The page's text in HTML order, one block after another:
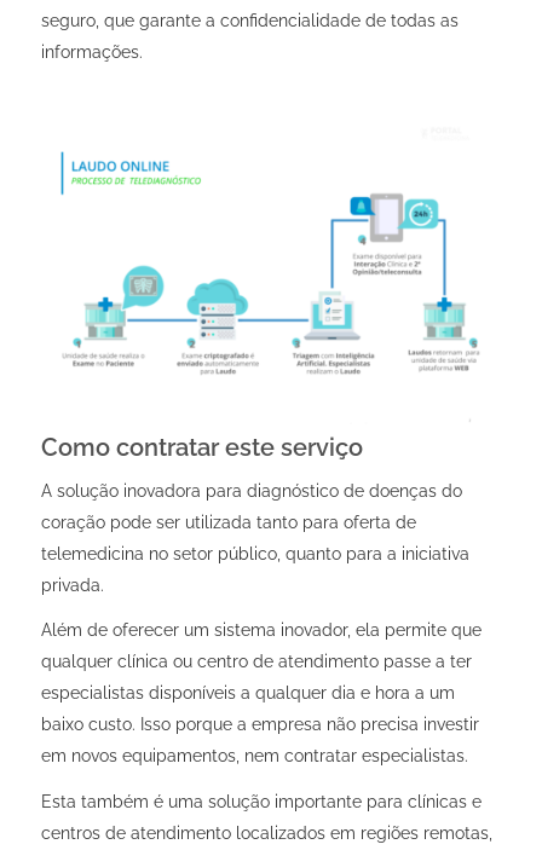
seguro, que garante a confidencialidade de todas as
informações.
Como contratar este serviço
A solução inovadora para diagnóstico de doenças do
coração pode ser utilizada tanto para oferta de
telemedicina no setor público, quanto para a iniciativa
privada.
Além de oferecer um sistema inovador, ela permite que
qualquer clínica ou centro de atendimento passe a ter
especialistas disponíveis a qualquer dia e hora a um
baixo custo. Isso porque a empresa não precisa investir
em novos equipamentos, nem contratar especialistas.
Esta também é uma solução importante para clínicas e
centros de atendimento localizados em regiões remotas,